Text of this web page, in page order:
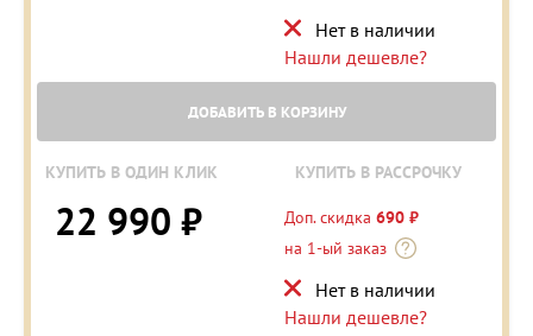
Нет в наличии
Нашли дешевле?
ДОБАВИТЬ В КОРЗИНУ
КУПИТЬ В ОДИН КЛИК КУПИТЬ В РАССРОЧКУ
22 990 ₽ Доп. скидка 690 ₽
на 1-ый заказ
Нет в наличии
Нашли дешевле?